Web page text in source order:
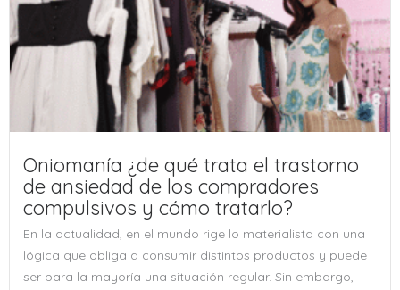
Oniomanía ¿de qué trata el trastorno
de ansiedad de los compradores
compulsivos y cómo tratarlo?
En la actualidad, en el mundo rige lo materialista con una
lógica que obliga a consumir distintos productos y puede
ser para la mayoría una situación regular. Sin embargo,